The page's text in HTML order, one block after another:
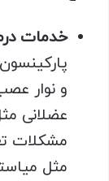
خدمات
و نوار
عضلانی
مشکلات
مثل